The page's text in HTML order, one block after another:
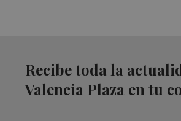
Recibe toda la
Valencia Plaza en tu